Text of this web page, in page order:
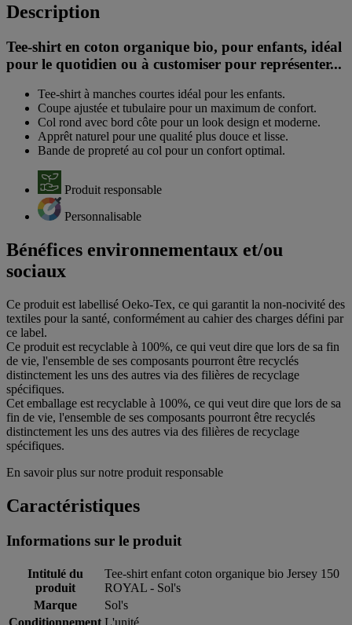
Description
Tee-shirt en coton organique bio, pour enfants, idéal
pour le quotidien ou à customiser pour représenter...
Tee-shirt à manches courtes idéal pour les enfants.
Coupe ajustée et tubulaire pour un maximum de confort.
Col rond avec bord côte pour un look design et moderne.
Apprêt naturel pour une qualité plus douce et lisse.
Bande de propreté au col pour un confort optimal.
Produit responsable
Personnalisable
Bénéfices environnementaux et/ou
sociaux
Ce produit est labellisé Oeko-Tex, ce qui garantit la non-nocivité des
textiles pour la santé, conformément au cahier des charges défini par
ce label.
Ce produit est recyclable à 100%, ce qui veut dire que lors de sa fin
de vie, l'ensemble de ses composants pourront être recyclés
distinctement les uns des autres via des filières de recyclage
spécifiques.
Cet emballage est recyclable à 100%, ce qui veut dire que lors de sa
fin de vie, l'ensemble de ses composants pourront être recyclés
distinctement les uns des autres via des filières de recyclage
spécifiques.
En savoir plus sur notre produit responsable
Caractéristiques
Informations sur le produit
Intitulé du
produit
Tee-shirt enfant coton organique bio Jersey 150
ROYAL - Sol's
Marque
Sol's
Conditionnement L'unité